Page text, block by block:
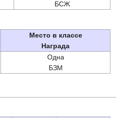
БСЖ
Место в классе
Награда
Одна
БЗМ